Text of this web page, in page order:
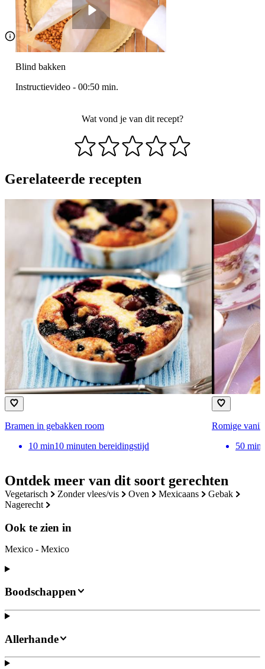
Ontdek meer van dit soort gerechten
vegetarisch zonder vlees/vis oven mexicaans
gebak
nagerecht
Ook te zien in
Mexico - Mexico
Blind bakken
Instructievideo - 00:50 min.
Wat vond je van dit recept?
Gerelateerde recepten
Bramen in gebakken room
10 min10 minuten bereidingstijd
Romige
50 min
Boodschappen
Allerhande